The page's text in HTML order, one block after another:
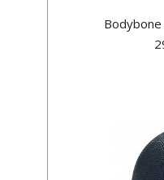
Bodybone